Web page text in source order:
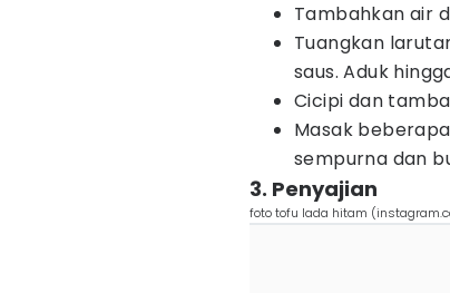
Tambahkan air
Tuangkan
saus. Aduk
Cicipi dan
Masak
sempurna dan
3. Penyajian
foto tofu lada hitam